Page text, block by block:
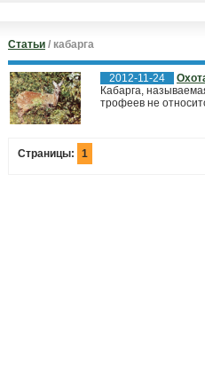
Статьи / кабарга
2012-11-24
Кабарга,
трофеев не
Страницы: 1